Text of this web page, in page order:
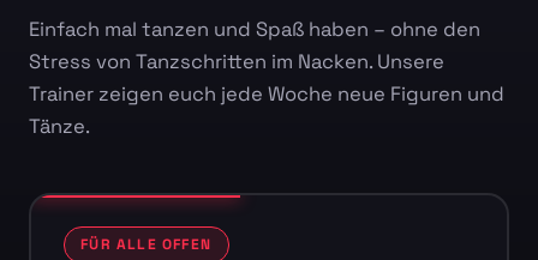
Einfach mal tanzen und Spaß haben – ohne den
Stress von Tanzschritten im Nacken. Unsere
Trainer zeigen euch jede Woche neue Figuren und
Tänze.
FÜR ALLE OFFEN